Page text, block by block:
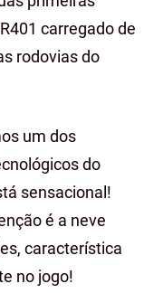
carregado de
rodovias do
um dos
do
sensacional!
é a neve
característica
no jogo!